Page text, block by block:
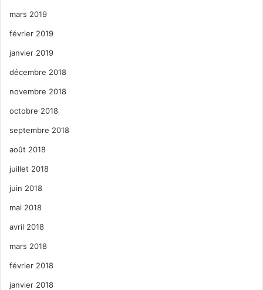
mars 2019
février 2019
janvier 2019
décembre 2018
novembre 2018
octobre 2018
septembre 2018
août 2018
juillet 2018
juin 2018
mai 2018
avril 2018
mars 2018
février 2018
janvier 2018